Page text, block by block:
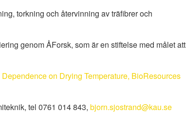
torkning och återvinning av träfibrer och
genom ÅForsk, som är en stiftelse med målet att
on Drying Temperature, BioResources
tel 0761 014 843, bjorn.sjostrand@kau.se